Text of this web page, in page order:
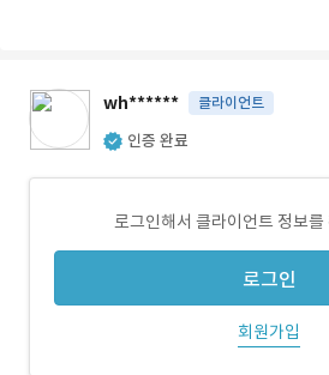
wh****** 클라이언트
인증 완료
로그인해서 클라이언트 정보를
로그인
회원가입